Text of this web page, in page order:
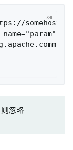
somehost/
name="param"
则忽略